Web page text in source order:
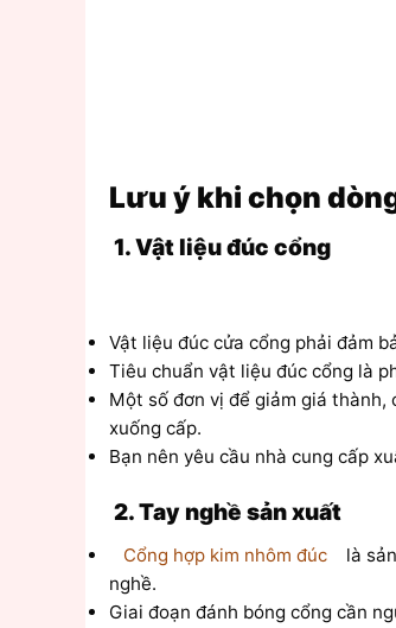
Lưu ý khi chọn
1. Vật liệu đúc cổng
Vật liệu đúc cửa cổng phải đảm
Tiêu chuẩn vật liệu đúc cổng là
Một số đơn vị để giảm giá
xuống cấp.
Bạn nên yêu cầu nhà cung cấp
2. Tay nghề sản xuất
Cổng hợp kim nhôm đúc
là
nghề.
Giai đoạn đánh bóng cổng cần